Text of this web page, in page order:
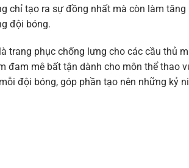
chỉ tạo ra sự đồng nhất mà còn làm tăng
đội bóng.
trang phục chống lưng cho các cầu thủ
đam mê bất tận dành cho môn thể thao
đội bóng, góp phần tạo nên những kỷ